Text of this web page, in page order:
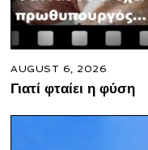
AUGUST 6, 2026
Γιατί φταίει η φύση